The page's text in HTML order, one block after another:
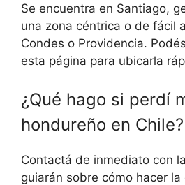
Se encuentra en Santiago,
una zona céntrica o de fácil
Condes o Providencia.
esta página para ubicarla
¿Qué hago si perdí
hondureño en Chile?
Contactá de inmediato con
guiarán sobre cómo hacer la